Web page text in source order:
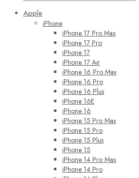
Apple
iPhone
iPhone 17 Pro Max
iPhone 17 Pro
iPhone 17
iPhone 17 Air
iPhone 16 Pro Max
iPhone 16 Pro
iPhone 16 Plus
iPhone 16E
iPhone 16
iPhone 15 Pro Max
iPhone 15 Pro
iPhone 15 Plus
iPhone 15
iPhone 14 Pro Max
iPhone 14 Pro